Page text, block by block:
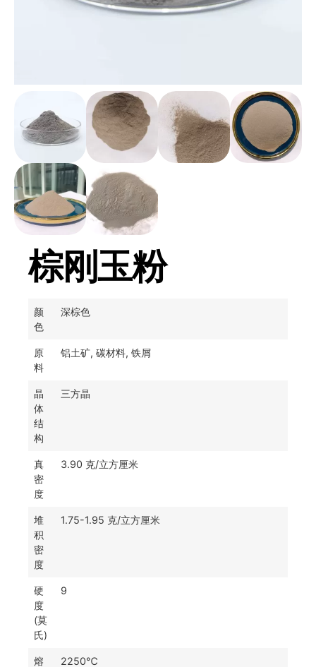
棕刚玉粉
颜
色
深棕色
原
料
铝土矿, 碳材料, 铁屑
晶
体
结
构
三方晶
真
密
度
3.90 克/立方厘米
堆
积
密
度
1.75-1.95 克/立方厘米
硬
度
(莫
氏)
9
熔
2250℃